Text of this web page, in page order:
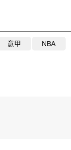
意甲 NBA